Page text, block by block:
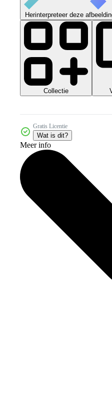
Herinterpreteer deze
Collectie
Gratis Licentie
Wat is dit?
Meer info